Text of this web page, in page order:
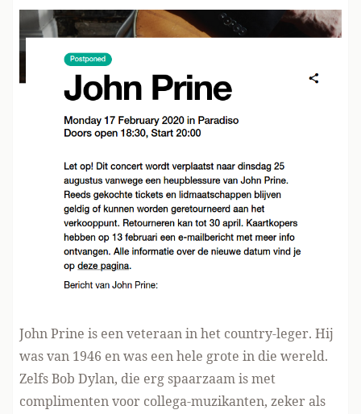
John Prine is een veteraan in het country-leger. Hij
was van 1946 en was een hele grote in die wereld.
Zelfs Bob Dylan, die erg spaarzaam is met
complimenten voor collega-muzikanten, zeker als